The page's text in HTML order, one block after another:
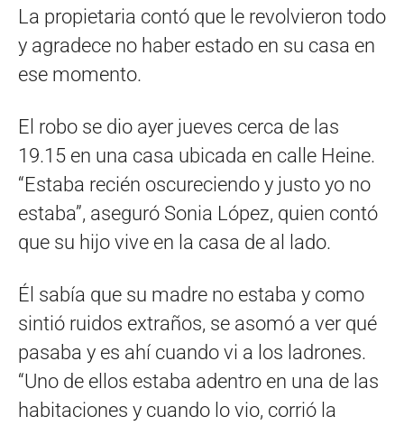
La propietaria contó que le revolvieron todo
y agradece no haber estado en su casa en
ese momento.
El robo se dio ayer jueves cerca de las
19.15 en una casa ubicada en calle Heine.
“Estaba recién oscureciendo y justo yo no
estaba”, aseguró Sonia López, quien contó
que su hijo vive en la casa de al lado.
Él sabía que su madre no estaba y como
sintió ruidos extraños, se asomó a ver qué
pasaba y es ahí cuando vi a los ladrones.
“Uno de ellos estaba adentro en una de las
habitaciones y cuando lo vio, corrió la